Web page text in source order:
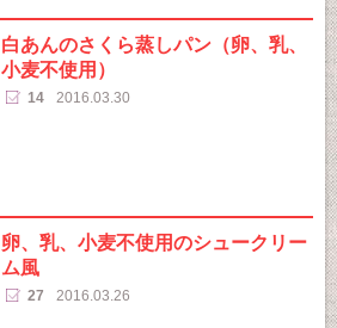
白あんのさくら蒸しパン（卵、乳、
小麦不使用）
14 2016.03.30
卵、乳、小麦不使用のシュークリー
ム風
27 2016.03.26